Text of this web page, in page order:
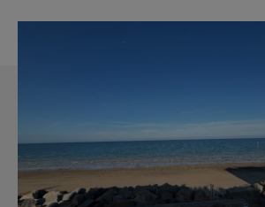
potentiel d’aménagement et une
quatre chambres dont une
parentale avec une salle de bains
autres chambres bénéficiant de
(lavabos et/ou douche), deux de